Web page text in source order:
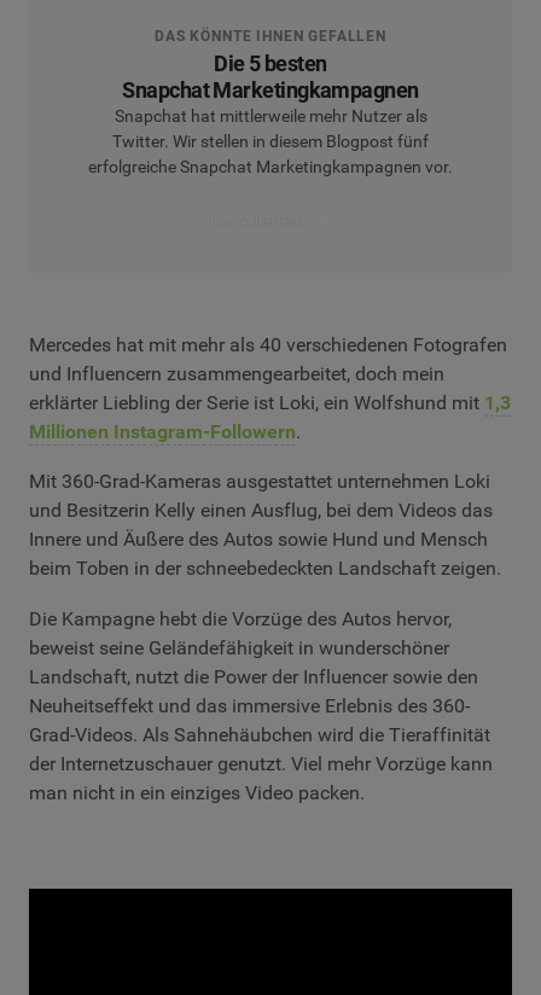
DAS KÖNNTE IHNEN GEFALLEN
Die 5 besten
Snapchat Marketingkampagnen
Snapchat hat mittlerweile mehr Nutzer als
Twitter. Wir stellen in diesem Blogpost fünf
erfolgreiche Snapchat Marketingkampagnen vor.
Mercedes hat mit mehr als 40 verschiedenen Fotografen
und Influencern zusammengearbeitet, doch mein
erklärter Liebling der Serie ist Loki, ein Wolfshund mit 1,3
Millionen Instagram-Followern.
Mit 360-Grad-Kameras ausgestattet unternehmen Loki
und Besitzerin Kelly einen Ausflug, bei dem Videos das
Innere und Äußere des Autos sowie Hund und Mensch
beim Toben in der schneebedeckten Landschaft zeigen.
Die Kampagne hebt die Vorzüge des Autos hervor,
beweist seine Geländefähigkeit in wunderschöner
Landschaft, nutzt die Power der Influencer sowie den
Neuheitseffekt und das immersive Erlebnis des 360-
Grad-Videos. Als Sahnehäubchen wird die Tieraffinität
der Internetzuschauer genutzt. Viel mehr Vorzüge kann
man nicht in ein einziges Video packen.